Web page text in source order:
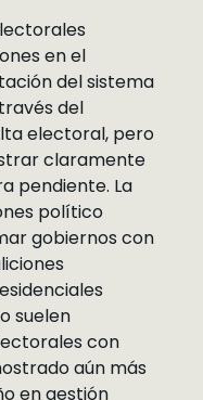
en el
del sistema
del
electoral, pero
claramente
pendiente. La
político
gobiernos con
suelen
con
aún más
en gestión